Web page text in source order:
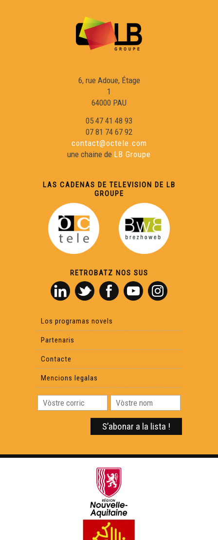
6, rue Adoue, Étage
1
64000 PAU
05 47 41 48 93
07 81 74 67 92
contact@octele.com
une chaine de LB Groupe
LAS CADENAS DE TELEVISION DE LB
GROUPE
RETROBATZ NOS SUS
Los programas novels
Partenaris
Contacte
Mencions legalas